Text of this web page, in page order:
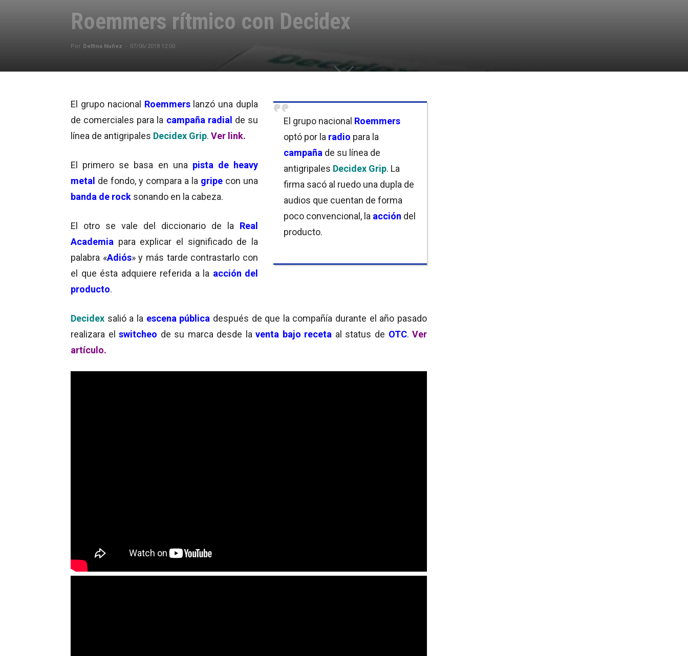
Roemmers rítmico con Decidex
Por Delfina Nuñez - 07/06/2018 12:00
El grupo nacional Roemmers
optó por la radio para la
campaña de su línea de
antigripales Decidex Grip. La
firma sacó al ruedo una dupla de
audios que cuentan de forma
poco convencional, la acción del
producto.
El grupo nacional Roemmers lanzó una dupla
de comerciales para la campaña radial de su
línea de antigripales Decidex Grip. Ver link.
El primero se basa en una pista de heavy
metal de fondo, y compara a la gripe con una
banda de rock sonando en la cabeza.
El otro se vale del diccionario de la Real
Academia para explicar el significado de la
palabra «Adiós» y más tarde contrastarlo con
el que ésta adquiere referida a la acción del
producto.
Decidex salió a la escena pública después de que la compañía durante el año pasado
realizara elswitcheo de su marca desde laventa bajo receta al status de OTC.Ver
artículo.